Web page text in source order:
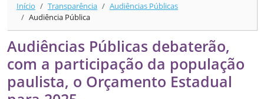
Início Transparência
Audiências Públicas
Audiência Pública
Audiências Públicas debaterão,
com a participação da população
paulista, o Orçamento Estadual